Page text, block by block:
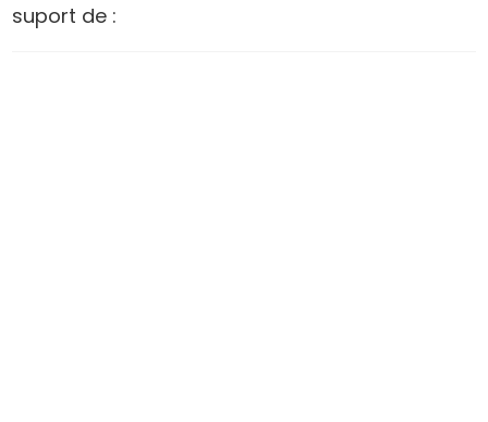
suport de :